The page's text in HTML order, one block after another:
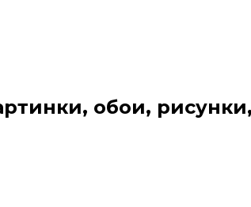
обои,